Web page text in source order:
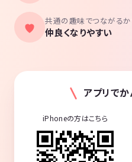
共通の趣味でつながるか
仲良くなりやすい
アプリでか
iPhoneの方はこちら